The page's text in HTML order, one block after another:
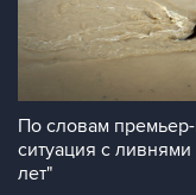
По словам
ситуация с
лет"